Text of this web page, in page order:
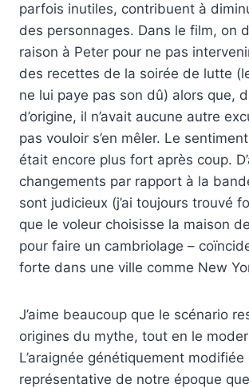
parfois inutiles, contribuent à
des personnages. Dans le film, on
raison à Peter pour ne pas
des recettes de la soirée de lutte
ne lui paye pas son dû) alors que,
d’origine, il n’avait aucune autre
pas vouloir s’en mêler. Le
était encore plus fort après coup.
changements par rapport à la
sont judicieux (j’ai toujours trouvé
que le voleur choisisse la maison de
pour faire un cambriolage –
forte dans une ville comme New
J’aime beaucoup que le scénario
origines du mythe, tout en le
L’araignée génétiquement modifiée
représentative de notre époque